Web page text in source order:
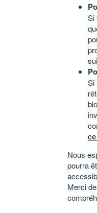
Si
Si
Nous
pourra
Merci